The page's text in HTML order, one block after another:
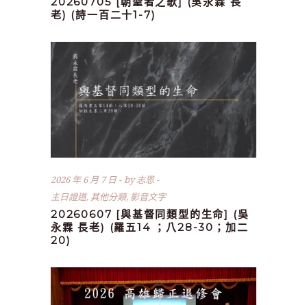
老) (詩一百二十1-7)
2026 年 6 月 7 日 by志恩
主日證道, 其他分類, 影音文字
20260607 [與基督同類型的生命] (吳
永霖 長老) (羅五14 ；八28-30；加二
20)